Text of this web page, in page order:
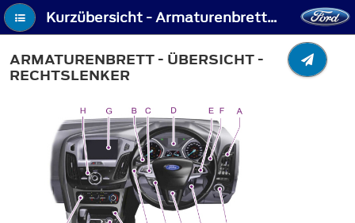
Kurzübersicht - Armaturenbrett - Übersicht - Rechtslenker
ARMATURENBRETT - ÜBERSICHT -
RECHTSLENKER